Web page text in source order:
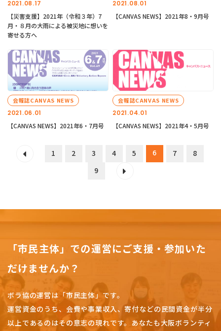
2021.08.17
【災害支援】2021年（令和３年）7
月・８月の大雨による被災地に想いを
寄せる方へ
2021.08.01
【CANVAS NEWS】2021年8・9月号
2021.06.01
会報誌CANVAS NEWS
【CANVAS NEWS】2021年6・7月号
2021.04.01
会報誌CANVAS NEWS
【CANVAS NEWS】2021年4・5月号
1 2 3 4 5 6 7
8
9
「市民主体」での運営にご支援・参加いた
だけませんか？
ボラ協の運営は「市民主体」です。
運営資金のうち、会費や事業収入、寄付などの民間資金が半分
以上であるのはその意志の現れです。 あなたも大阪ボランティ